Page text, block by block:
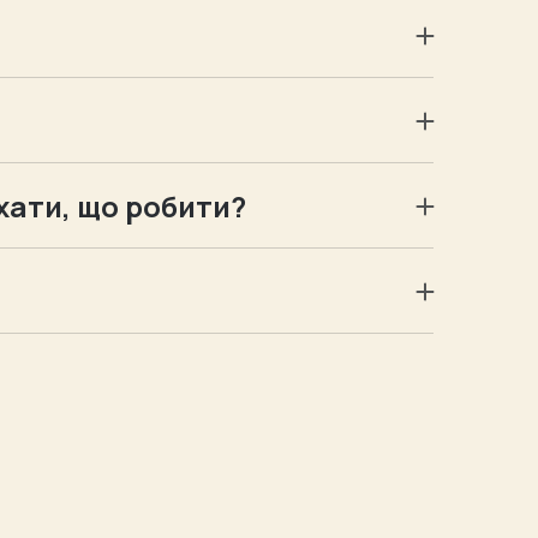
або перебронювати свій тур на інший
здійснюється на р/р компанії, ви
що робити?
надається під час